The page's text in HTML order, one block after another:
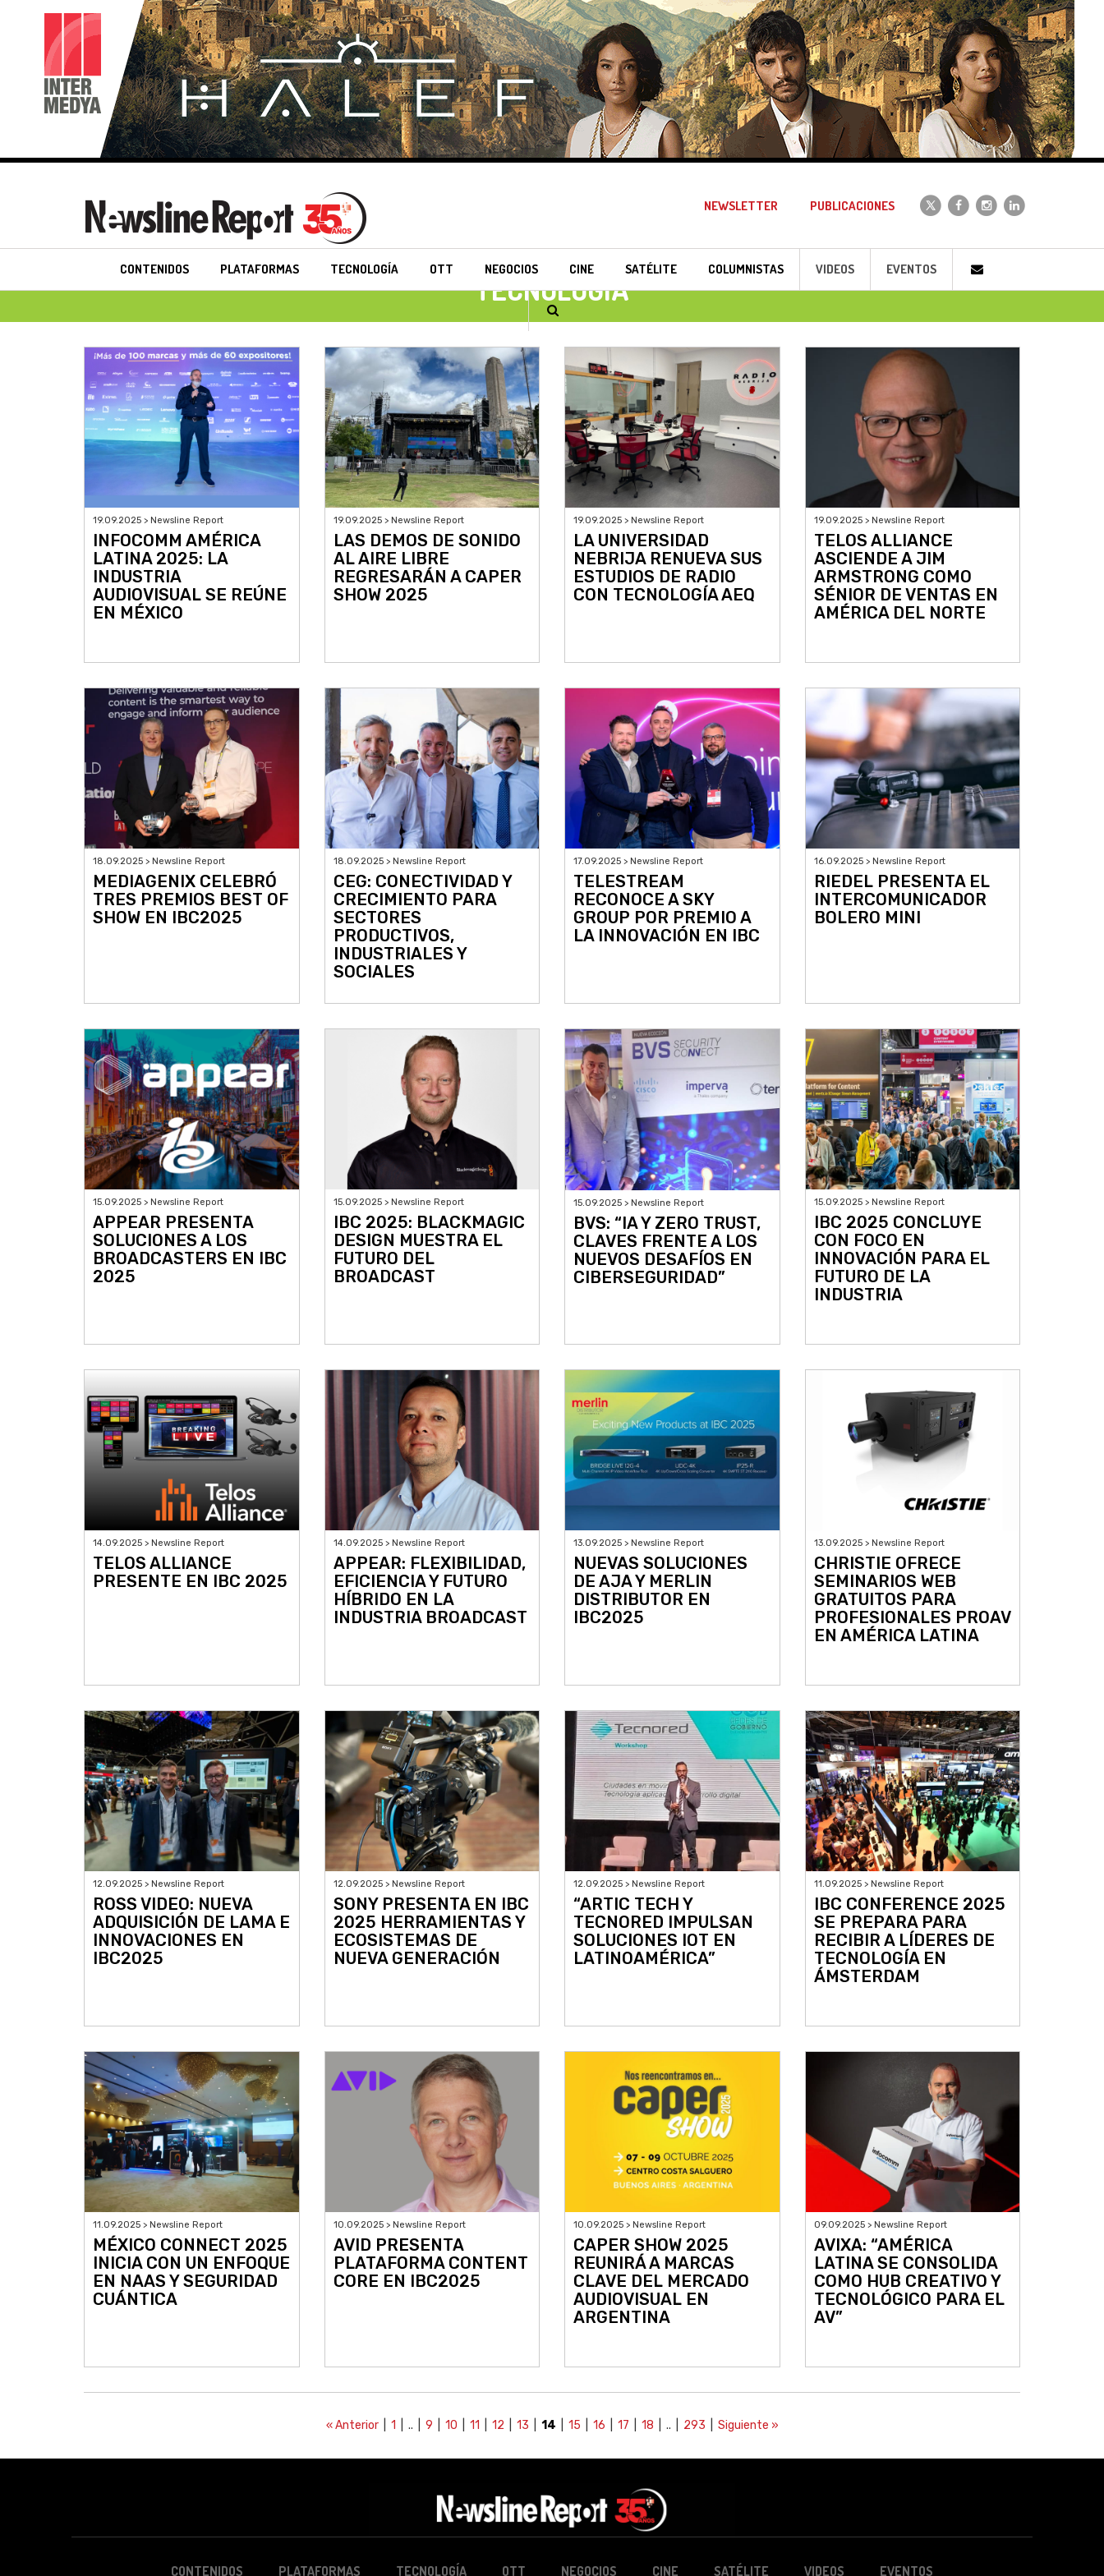
NEWSLETTER PUBLICACIONES
CONTENIDOS PLATAFORMAS TECNOLOGÍA OTT NEGOCIOS CINE SATÉLITE COLUMNISTAS VIDEOS EVENTOS
TECNOLOGÍA
19.09.2025 > Newsline Report
INFOCOMM AMÉRICA
LATINA 2025: LA
INDUSTRIA
AUDIOVISUAL SE REÚNE
EN MÉXICO
19.09.2025 > Newsline Report
LAS DEMOS DE SONIDO
AL AIRE LIBRE
REGRESARÁN A CAPER
SHOW 2025
19.09.2025 > Newsline Report
LA UNIVERSIDAD
NEBRIJA RENUEVA SUS
ESTUDIOS DE RADIO
CON TECNOLOGÍA AEQ
19.09.2025 > Newsline Report
TELOS ALLIANCE
ASCIENDE A JIM
ARMSTRONG COMO
SÉNIOR DE VENTAS EN
AMÉRICA DEL NORTE
18.09.2025 > Newsline Report
MEDIAGENIX CELEBRÓ
TRES PREMIOS BEST OF
SHOW EN IBC2025
18.09.2025 > Newsline Report
CEG: CONECTIVIDAD Y
CRECIMIENTO PARA
SECTORES
PRODUCTIVOS,
INDUSTRIALES Y
SOCIALES
17.09.2025 > Newsline Report
TELESTREAM
RECONOCE A SKY
GROUP POR PREMIO A
LA INNOVACIÓN EN IBC
16.09.2025 > Newsline Report
RIEDEL PRESENTA EL
INTERCOMUNICADOR
BOLERO MINI
15.09.2025 > Newsline Report
APPEAR PRESENTA
SOLUCIONES A LOS
BROADCASTERS EN IBC
2025
15.09.2025 > Newsline Report
IBC 2025: BLACKMAGIC
DESIGN MUESTRA EL
FUTURO DEL
BROADCAST
15.09.2025 > Newsline Report
BVS: “IA Y ZERO TRUST,
CLAVES FRENTE A LOS
NUEVOS DESAFÍOS EN
CIBERSEGURIDAD”
15.09.2025 > Newsline Report
IBC 2025 CONCLUYE
CON FOCO EN
INNOVACIÓN PARA EL
FUTURO DE LA
INDUSTRIA
14.09.2025 > Newsline Report
TELOS ALLIANCE
PRESENTE EN IBC 2025
14.09.2025 > Newsline Report
APPEAR: FLEXIBILIDAD,
EFICIENCIA Y FUTURO
HÍBRIDO EN LA
INDUSTRIA BROADCAST
13.09.2025 > Newsline Report
NUEVAS SOLUCIONES
DE AJA Y MERLIN
DISTRIBUTOR EN
IBC2025
13.09.2025 > Newsline Report
CHRISTIE OFRECE
SEMINARIOS WEB
GRATUITOS PARA
PROFESIONALES PROAV
EN AMÉRICA LATINA
12.09.2025 > Newsline Report
ROSS VIDEO: NUEVA
ADQUISICIÓN DE LAMA E
INNOVACIONES EN
IBC2025
12.09.2025 > Newsline Report
SONY PRESENTA EN IBC
2025 HERRAMIENTAS Y
ECOSISTEMAS DE
NUEVA GENERACIÓN
12.09.2025 > Newsline Report
“ARTIC TECH Y
TECNORED IMPULSAN
SOLUCIONES IOT EN
LATINOAMÉRICA”
11.09.2025 > Newsline Report
IBC CONFERENCE 2025
SE PREPARA PARA
RECIBIR A LÍDERES DE
TECNOLOGÍA EN
ÁMSTERDAM
11.09.2025 > Newsline Report
MÉXICO CONNECT 2025
INICIA CON UN ENFOQUE
EN NAAS Y SEGURIDAD
CUÁNTICA
10.09.2025 > Newsline Report
AVID PRESENTA
PLATAFORMA CONTENT
CORE EN IBC2025
10.09.2025 > Newsline Report
CAPER SHOW 2025
REUNIRÁ A MARCAS
CLAVE DEL MERCADO
AUDIOVISUAL EN
ARGENTINA
09.09.2025 > Newsline Report
AVIXA: “AMÉRICA
LATINA SE CONSOLIDA
COMO HUB CREATIVO Y
TECNOLÓGICO PARA EL
AV”
« Anterior| 1 | .. | 9 10 11 12 13 14 15 16 17 18 | .. | 293 Siguiente »
CONTENIDOS PLATAFORMAS TECNOLOGÍA OTT NEGOCIOS CINE SATÉLITE VIDEOS EVENTOS